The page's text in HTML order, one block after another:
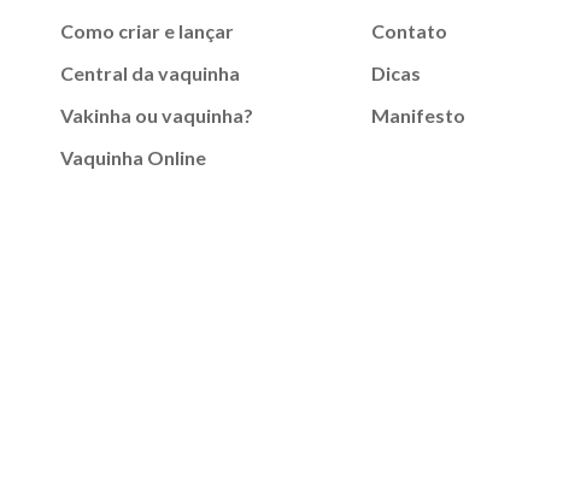
Como criar e lançar
Central da vaquinha
Vakinha ou vaquinha?
Vaquinha Online
Contato
Dicas
Manifesto